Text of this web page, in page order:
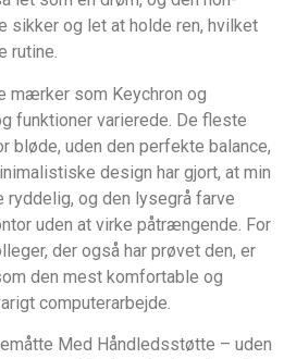
sikker og let at holde ren, hvilket
rutine.
mærker som Keychron og
funktioner varierede. De fleste
bløde, uden den perfekte balance,
design har gjort, at min
og den lysegrå farve
uden at virke påtrængende. For
der også har prøvet den, er
den mest komfortable og
computerarbejde.
Med Håndledsstøtte – uden